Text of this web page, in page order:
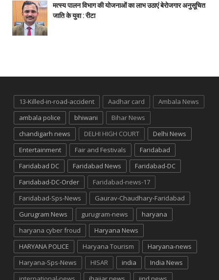
मत्स्य पालन विभाग की योजनाओं का लाभ उठाएं बेरोजगार अनुसूचित
जाति के युवा : रीटा
13-Killed-in-road-accident Aadhar card
Ambala News
ambala police
bhiwani
Bihar News
chandigarh news
DELHI HIGH COURT
Delhi News
Entertainment
Fair and Festivals
Faridabad
Faridabad DC
Faridabad News
Faridabad-DC
Faridabad-DC-Order
Faridabad-news-17
Faridabad-Sps-News
Gaurav-Chaudhary-Faridabad
Gurugram News
gurugram-news
haryana
haryana cyber froud
Haryana News
HARYANA POLICE
Haryana Tourism
Haryana-news
Haryana-Sps-News
HISAR india
India News